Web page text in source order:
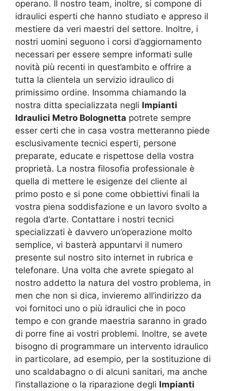
operano. Il nostro team, inoltre, si compone di
idraulici esperti che hanno studiato e appreso il
mestiere da veri maestri del settore. Inoltre, i
nostri uomini seguono i corsi d’aggiornamento
necessari per essere sempre informati sulle
novità più recenti in quest’ambito e offrire a
tutta la clientela un servizio idraulico di
primissimo ordine. Insomma chiamando la
nostra ditta specializzata negli Impianti
Idraulici Metro Bolognetta potrete sempre
esser certi che in casa vostra metteranno piede
esclusivamente tecnici esperti, persone
preparate, educate e rispettose della vostra
proprietà. La nostra filosofia professionale è
quella di mettere le esigenze del cliente al
primo posto e si pone come obbiettivi finali la
vostra piena soddisfazione e un lavoro svolto a
regola d’arte. Contattare i nostri tecnici
specializzati è davvero un’operazione molto
semplice, vi basterà appuntarvi il numero
presente sul nostro sito internet in rubrica e
telefonare. Una volta che avrete spiegato al
nostro addetto la natura del vostro problema, in
men che non si dica, invieremo all’indirizzo da
voi fornitoci uno o più idraulici che in poco
tempo e con grande maestria saranno in grado
di porre fine ai vostri problemi. Inoltre, se avete
bisogno di programmare un intervento idraulico
in particolare, ad esempio, per la sostituzione di
uno scaldabagno o di alcuni sanitari, ma anche
l’installazione o la riparazione degli Impianti